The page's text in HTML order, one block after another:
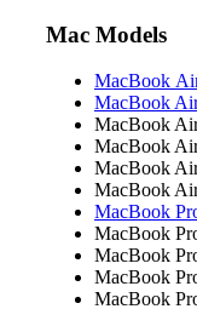
Mac Models
MacBook
MacBook
MacBook
MacBook
MacBook
MacBook
MacBook
MacBook
MacBook
MacBook
MacBook